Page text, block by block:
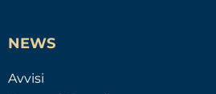
NEWS
Avvisi